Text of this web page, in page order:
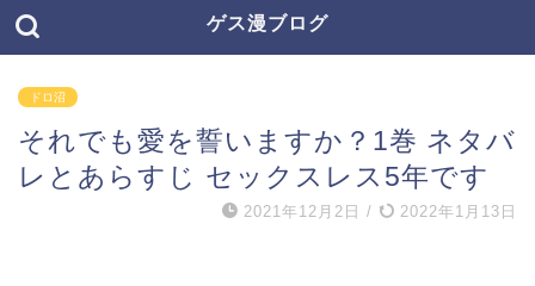
ゲス漫ブログ
ドロ沼
それでも愛を誓いますか？1巻 ネタバ
レとあらすじ セックスレス5年です
2021年12月2日 / 2022年1月13日